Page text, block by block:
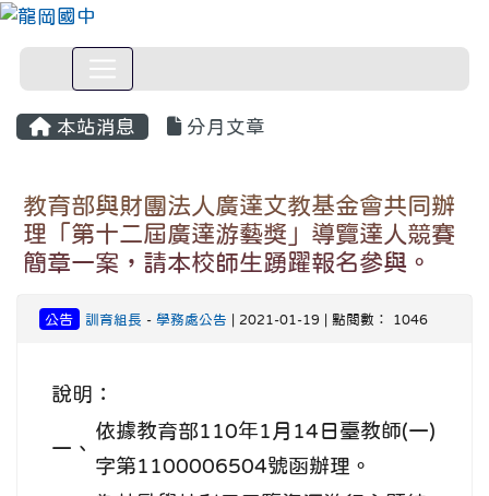
本站消息 分月文章
教育部與財團法人廣達文教基金會共同辦
理「第十二屆廣達游藝獎」導覽達人競賽
簡章一案，請本校師生踴躍報名參與。
公告 訓育組長 - 學務處公告 | 2021-01-19 | 點閱數： 1046
說明：
一、
依據教育部110年1月14日臺教師(一)
字第1100006504號函辦理。